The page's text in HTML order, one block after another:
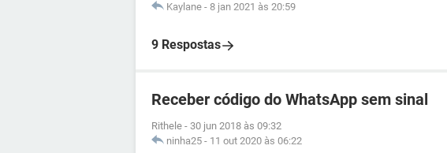
Kaylane - 8 jan 2021 às 20:59
9 Respostas
Receber código do WhatsApp sem sinal
Rithele - 30 jun 2018 às 09:32
ninha25 - 11 out 2020 às 06:22